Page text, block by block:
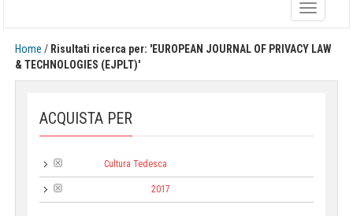
Toggle
navigation
Home / Risultati ricerca per: 'EUROPEAN JOURNAL OF PRIVACY LAW
& TECHNOLOGIES (EJPLT)'
ACQUISTA PER
Cultura Tedesca
2017